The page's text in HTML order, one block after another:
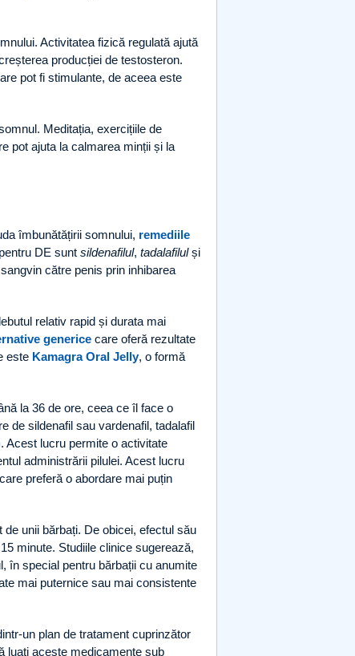
Activitatea fizică regulată ajută
producției de testosteron.
pot fi stimulante, de aceea este
Meditația, exercițiile de
pot ajuta la calmarea minții și la
îmbunătățirii somnului, remediile
DE sunt sildenafilul, tadalafilulși
către penis prin inhibarea
relativ rapid și durata mai
generice care oferă rezultate
este Kamagra Oral Jelly, o formă
la 36 de ore, ceea ce îl face o
de sildenafil sau vardenafil, tadalafil
Acest lucru permite o activitate
administrării pilulei. Acest lucru
preferă o abordare mai puțin
unii bărbați. De obicei, efectul său
minute. Studiile clinice sugerează,
în special pentru bărbații cu anumite
mai puternice sau mai consistente
un plan de tratament cuprinzător
luați aceste medicamente sub